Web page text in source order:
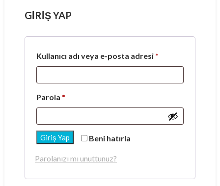
GIRIŞ YAP
Kullanıcı adı veya e-posta adresi *Gerekli
Parola *Gerekli
Beni hatırla
Giriş Yap
Parolanızı mı unuttunuz?